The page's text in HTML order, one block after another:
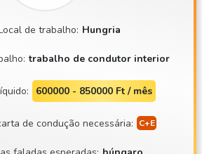
de trabalho: Hungria
trabalho de condutor interior
600000 - 850000 Ft / mês
de condução necessária: